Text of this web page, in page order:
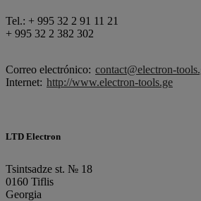
Tel.: + 995 32 2 91 11 21
+ 995 32 2 382 302
Correo electrónico: contact@electron-
Internet: http://www.electron-tools.ge
LTD Electron
Tsintsadze st. № 18
0160 Tiflis
Georgia